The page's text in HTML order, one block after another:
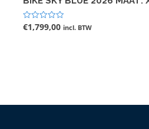
Gewaardeerd
€1,799,00 incl. BTW